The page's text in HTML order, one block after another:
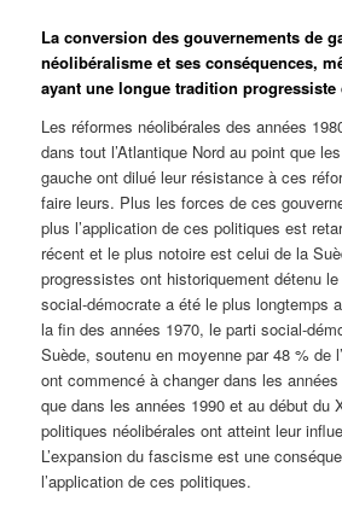
La conversion des gouvernements de
néolibéralisme et ses conséquences,
ayant une longue tradition progressiste
Les réformes néolibérales des années
dans tout l’Atlantique Nord au point que
gauche ont dilué leur résistance à ces
faire leurs. Plus les forces de ces
plus l’application de ces politiques est
récent et le plus notoire est celui de la
progressistes ont historiquement détenu
social-démocrate a été le plus longtemps
la fin des années 1970, le parti social-
Suède, soutenu en moyenne par 48 % de
ont commencé à changer dans les
que dans les années 1990 et au début du
politiques néolibérales ont atteint leur
L’expansion du fascisme est une
l’application de ces politiques.